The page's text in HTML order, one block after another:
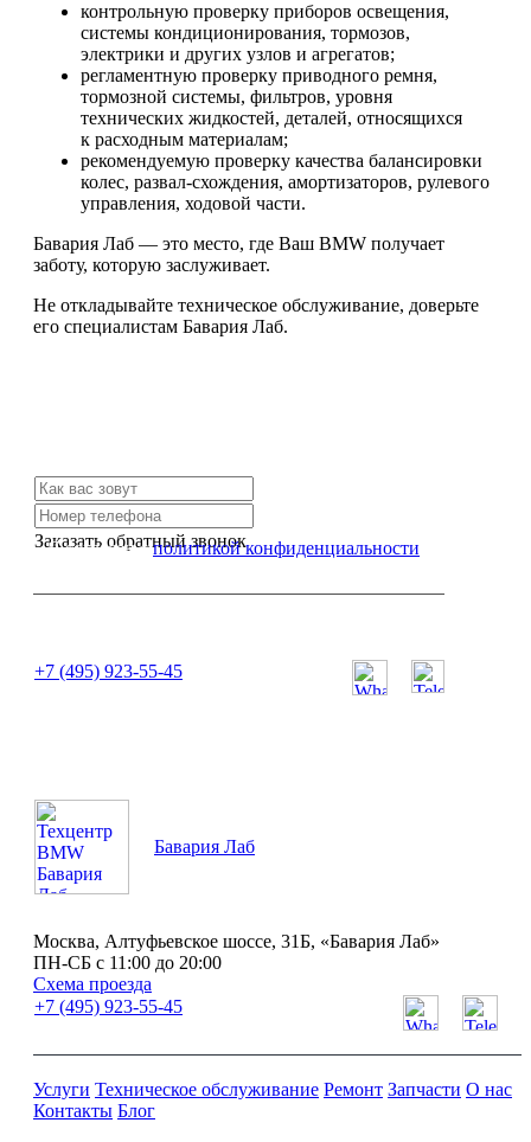
контрольную проверку приборов освещения,
системы кондиционирования, тормозов,
электрики и других узлов и агрегатов;
регламентную проверку приводного ремня,
тормозной системы, фильтров, уровня
технических жидкостей, деталей, относящихся
к расходным материалам;
рекомендуемую проверку качества балансировки
колес, развал-схождения, амортизаторов, рулевого
управления, ходовой части.
Бавария Лаб — это место, где Ваш BMW получает
заботу, которую заслуживает.
Не откладывайте техническое обслуживание, доверьте
его специалистам Бавария Лаб.
Заказать обратный звонок
Я согласен сполитикой конфиденциальности
+7 (495) 923-55-45
Бавария Лаб
Москва, Алтуфьевское шоссе, 31Б, «Бавария Лаб»
ПН-СБ с 11:00 до 20:00
Схема проезда
+7 (495) 923-55-45
Услуги Техническое обслуживание Ремонт Запчасти О нас
Контакты Блог